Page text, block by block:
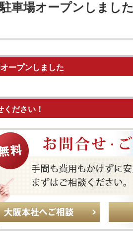
車場オープンしました
ープンしました
ください！